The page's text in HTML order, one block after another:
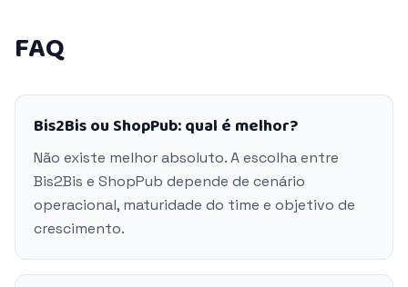
FAQ
Bis2Bis ou ShopPub: qual é melhor?
Não existe melhor absoluto. A escolha entre
Bis2Bis e ShopPub depende de cenário
operacional, maturidade do time e objetivo de
crescimento.